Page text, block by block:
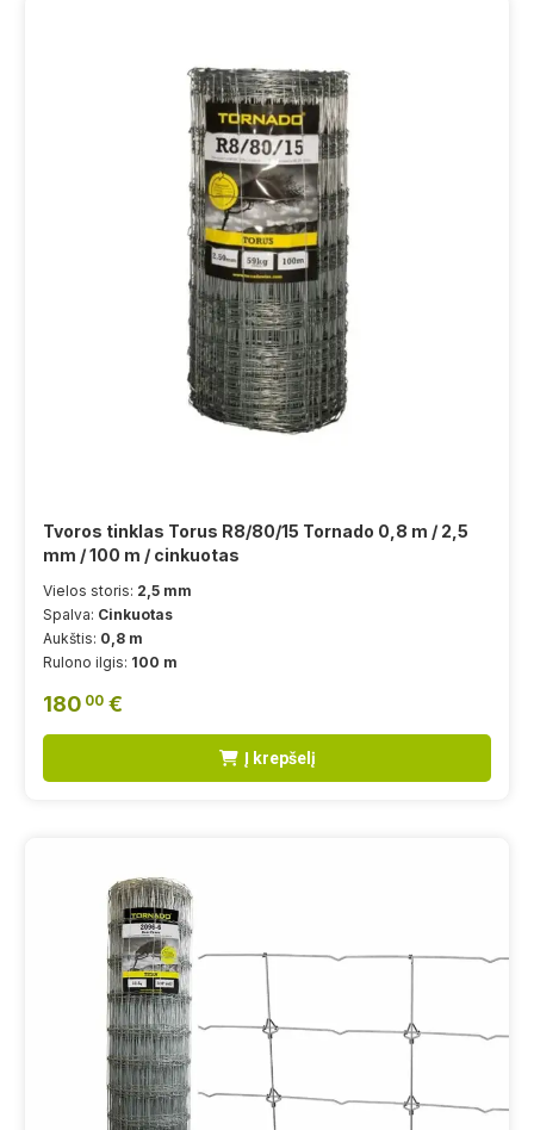
Tvoros tinklas Torus R8/80/15 Tornado 0,8 m / 2,5
mm / 100 m / cinkuotas
Vielos storis: 2,5 mm
Spalva: Cinkuotas
Aukštis: 0,8 m
Rulono ilgis: 100 m
180 00 €
Į krepšelį